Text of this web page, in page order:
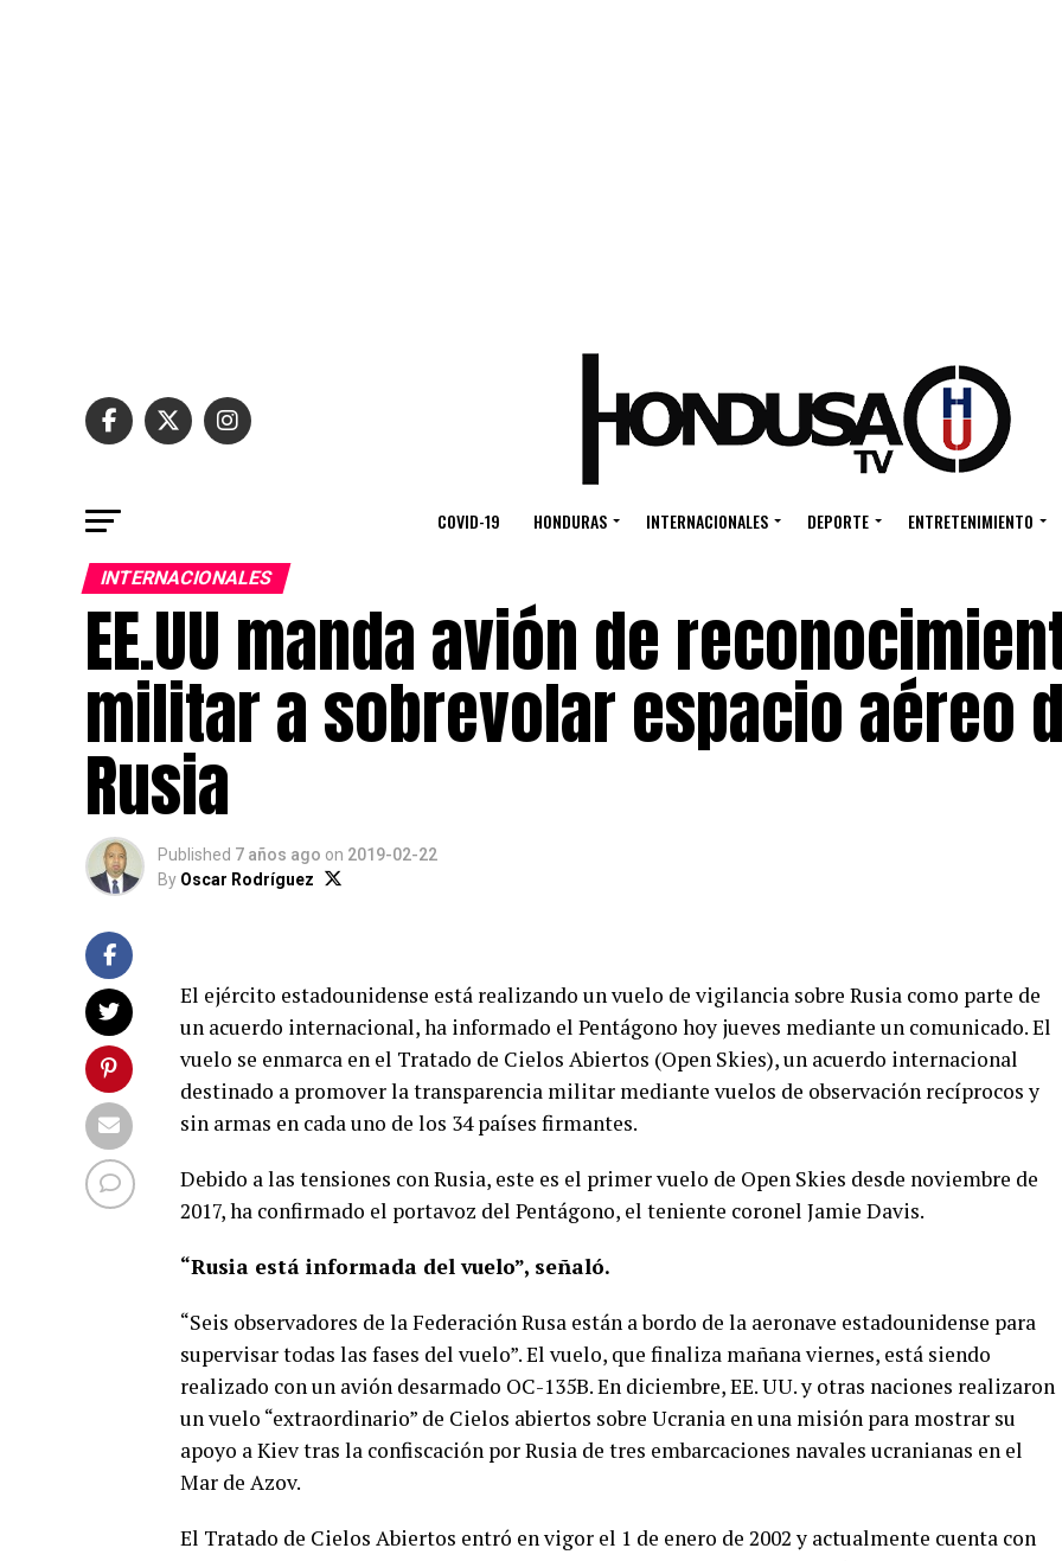
COVID-19 HONDURAS INTERNACIONALES DEPORTE ENTRETENIMIENTO
INTERNACIONALES
EE.UU manda avión de
militar a sobrevolar espacio aéreo
Rusia
Published 7 años ago on 2019-02-22
By Oscar Rodríguez
El ejército estadounidense está realizando un vuelo de vigilancia sobre Rusia como parte de
un acuerdo internacional, ha informado el Pentágono hoy jueves mediante un comunicado. El
vuelo se enmarca en el Tratado de Cielos Abiertos (Open Skies), un acuerdo internacional
destinado a promover la transparencia militar mediante vuelos de observación recíprocos y
sin armas en cada uno de los 34 países firmantes.
Debido a las tensiones con Rusia, este es el primer vuelo de Open Skies desde noviembre de
2017, ha confirmado el portavoz del Pentágono, el teniente coronel Jamie Davis.
“Rusia está informada del vuelo”, señaló.
“Seis observadores de la Federación Rusa están a bordo de la aeronave estadounidense para
supervisar todas las fases del vuelo”. El vuelo, que finaliza mañana viernes, está siendo
realizado con un avión desarmado OC-135B. En diciembre, EE. UU. y otras naciones realizaron
un vuelo “extraordinario” de Cielos abiertos sobre Ucrania en una misión para mostrar su
apoyo a Kiev tras la confiscación por Rusia de tres embarcaciones navales ucranianas en el
Mar de Azov.
El Tratado de Cielos Abiertos entró en vigor el 1 de enero de 2002 y actualmente cuenta con